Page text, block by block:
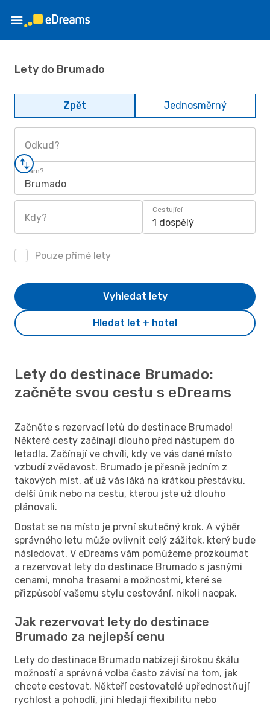
Lety do Brumado
Zpět Jednosměrný
Odkud?
Kam?
Brumado
Kdy?
Cestující
1 dospělý
Pouze přímé lety
Hledat let + hotel
Vyhledat lety
Lety do destinace Brumado:
začněte svou cestu s eDreams
Začněte s rezervací letů do destinace Brumado!
Některé cesty začínají dlouho před nástupem do
letadla. Začínají ve chvíli, kdy ve vás dané místo
vzbudí zvědavost. Brumado je přesně jedním z
takových míst, ať už vás láká na krátkou přestávku,
delší únik nebo na cestu, kterou jste už dlouho
plánovali.
Dostat se na místo je první skutečný krok. A výběr
správného letu může ovlivnit celý zážitek, který bude
následovat. V eDreams vám pomůžeme prozkoumat
a rezervovat lety do destinace Brumado s jasnými
cenami, mnoha trasami a možnostmi, které se
přizpůsobí vašemu stylu cestování, nikoli naopak.
Jak rezervovat lety do destinace
Brumado za nejlepší cenu
Lety do destinace Brumado nabízejí širokou škálu
možností a správná volba často závisí na tom, jak
chcete cestovat. Někteří cestovatelé upřednostňují
rychlost a pohodlí, jiní hledají flexibilitu nebo